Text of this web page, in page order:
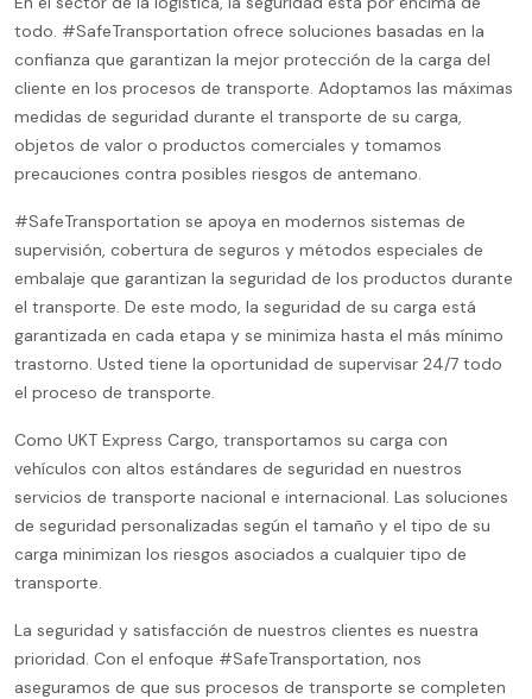
todo. #SafeTransportation ofrece soluciones basadas en la
confianza que garantizan la mejor protección de la carga del
cliente en los procesos de transporte. Adoptamos las máximas
medidas de seguridad durante el transporte de su carga,
objetos de valor o productos comerciales y tomamos
precauciones contra posibles riesgos de antemano.
#SafeTransportation se apoya en modernos sistemas de
supervisión, cobertura de seguros y métodos especiales de
embalaje que garantizan la seguridad de los productos durante
el transporte. De este modo, la seguridad de su carga está
garantizada en cada etapa y se minimiza hasta el más mínimo
trastorno. Usted tiene la oportunidad de supervisar 24/7 todo
el proceso de transporte.
Como UKT Express Cargo, transportamos su carga con
vehículos con altos estándares de seguridad en nuestros
servicios de transporte nacional e internacional. Las soluciones
de seguridad personalizadas según el tamaño y el tipo de su
carga minimizan los riesgos asociados a cualquier tipo de
transporte.
La seguridad y satisfacción de nuestros clientes es nuestra
prioridad. Con el enfoque #SafeTransportation, nos
aseguramos de que sus procesos de transporte se completen